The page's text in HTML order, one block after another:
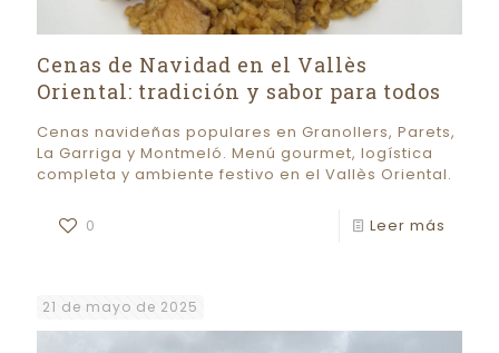
Cenas de Navidad en el Vallès
Oriental: tradición y sabor para todos
Cenas navideñas populares en Granollers, Parets,
La Garriga y Montmeló. Menú gourmet, logística
completa y ambiente festivo en el Vallès Oriental.
0 Leer más
21 de mayo de 2025